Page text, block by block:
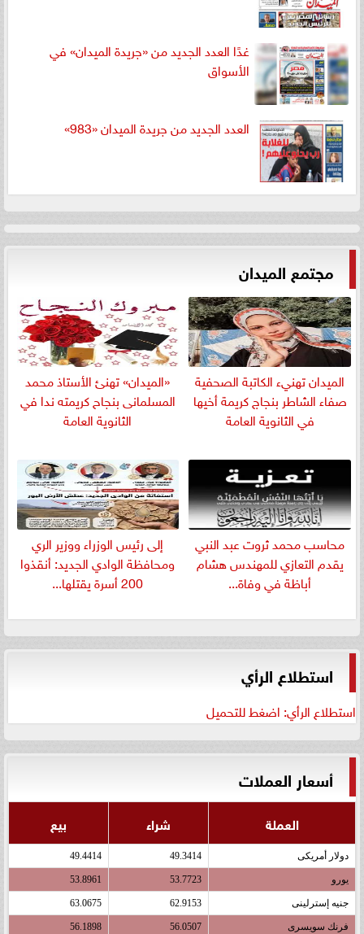
غدًا العدد الجديد من «جريدة الميدان» في
الأسواق
العدد الجديد من جريدة الميدان «983»
مجتمع الميدان
الميدان تهنيء الكاتبة الصحفية
صفاء الشاطر بنجاج كريمة أخيها
في الثانوية العامة
«الميدان» تهنئ الأستاذ محمد
المسلمانى بنجاح كريمته ندا في
الثانوية العامة
​محاسب محمد ثروت عبد النبي
يقدم التعازي للمهندس هشام
أباظة في وفاة...
إلى رئيس الوزراء ووزير الري
ومحافظة الوادي الجديد: أنقذوا
200 أسرة يقتلها...
استطلاع الرأي
استطلاع الرأي: اضغط للتحميل
أسعار العملات
العملة شراء بيع
دولار أمريكى 49.3414
49.4414
يورو 53.7723
53.8961
جنيه إسترلينى 62.9153
63.0675
فرنك سويسرى 56.0507
56.1898